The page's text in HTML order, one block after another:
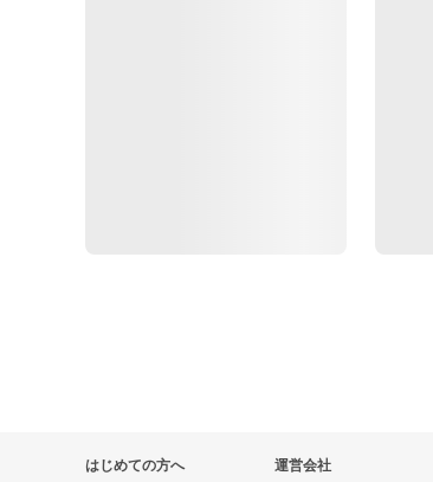
はじめての方へ 運営会社